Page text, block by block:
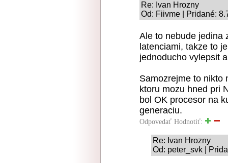
Re: Ivan Hrozny
Od: Fiivme | Pridané:
Ale to nebude jedina
latenciami, takze to
jednoducho vylepsit
Samozrejme to nikto
ktoru mozu hned pri
bol OK procesor na
generaciu.
Odpovedať Hodnotiť:
Re: Ivan Hrozny
Od: peter_svk |